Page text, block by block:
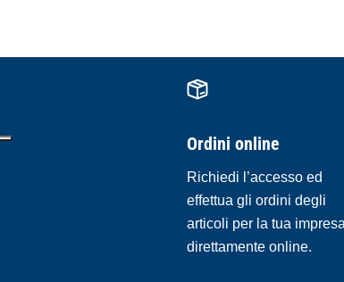
Ordini online
Richiedi l’accesso ed
effettua gli ordini degli
articoli per la tua impresa
direttamente online.